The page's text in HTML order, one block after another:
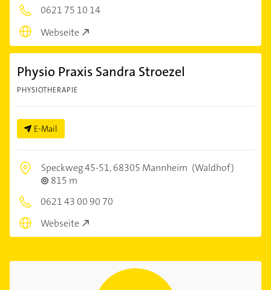
0621 75 10 14
Webseite
Physio Praxis Sandra Stroezel
PHYSIOTHERAPIE
E-Mail
Speckweg 45-51,68305 Mannheim (Waldhof)
815 m
0621 43 00 90 70
Webseite